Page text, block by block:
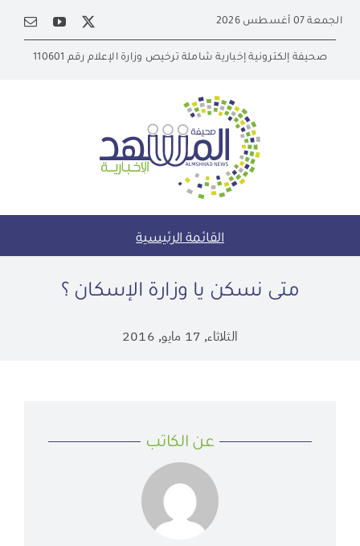
content
الجمعة 07 أغسطس 2026
صحيفة إلكترونية إخبارية شاملة ترخيص وزارة الإعلام رقم 110601
القائمة الرئيسية
متى نسكن يا وزارة الإسكان ؟
الثلاثاء, 17 مايو, 2016
عن الكاتب